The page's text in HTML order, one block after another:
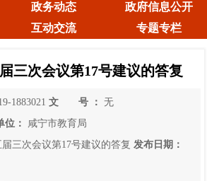
政务动态
政府信息公开
互动交流 专题专栏
三次会议第17号建议的答复
1883021 文 号 ：
无
位：
咸宁市教育局
三次会议第17号建议的答复 发布日期：